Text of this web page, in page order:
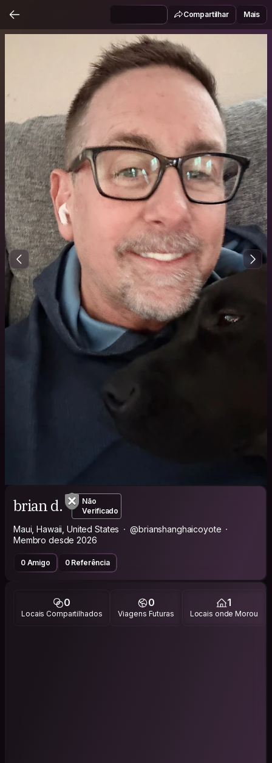
Compartilhar Mais
brian d.
Não
Verificado
Maui, Hawaii, United States
@brianshanghaicoyote
Membro desde 2026
0 Amigo 0 Referência
0
Locais Compartilhados
0
Viagens Futuras
1
Locais onde Morou